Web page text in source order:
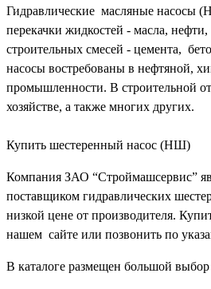
Гидравлические масляные насосы
перекачки жидкостей - масла,
строительных смесей - цемента,
насосы востребованы в нефтяной,
промышленности. В строительной
хозяйстве, а также многих других.
Купить шестеренный насос (НШ)
Компания ЗАО “Строймашсервис”
поставщиком гидравлических
низкой цене от производителя.
нашем сайте или позвонить по
В каталоге размещен большой